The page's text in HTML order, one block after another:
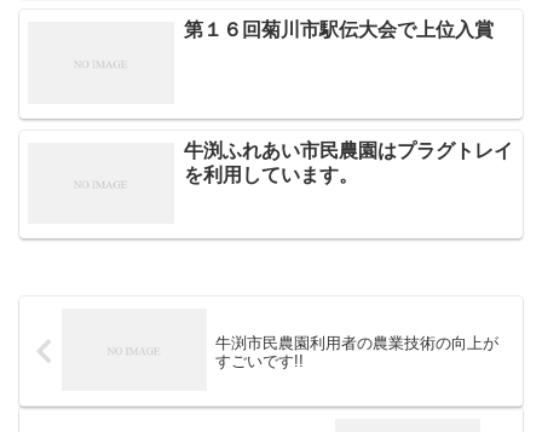
第１６回菊川市駅伝大会で上位入賞
牛渕ふれあい市民農園はプラグトレイ
を利用しています。
牛渕市民農園利用者の農業技術の向上が
すごいです!!